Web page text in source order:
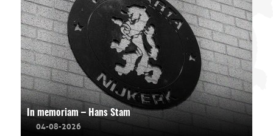
In memoriam – Hans Stam
04-08-2026